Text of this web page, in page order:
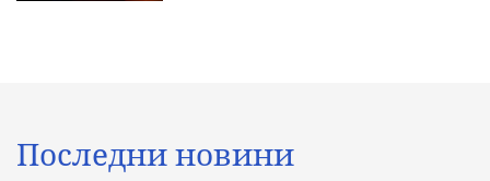
Последни новини